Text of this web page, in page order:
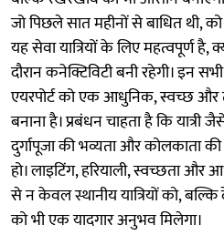
जो पिछले सात महीनों से बाधित थी,
यह सेवा यात्रियों के लिए महत्वपूर्ण है,
दौरान कनेक्टिविटी बनी रहेगी। इन
एयरपोर्ट को एक आधुनिक, स्वच्छ और
बनाना है। प्रबंधन चाहता है कि यात्री
दुर्गापूजा की भव्यता और कोलकाता
हो। लाइटिंग, हरियाली, स्वच्छता
से न केवल स्थानीय यात्रियों को,
को भी एक यादगार अनुभव मिलेगा।